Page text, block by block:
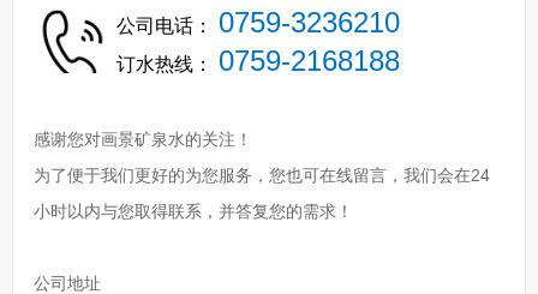
公司电话： 0759-3236210
订水热线： 0759-2168188
感谢您对画景矿泉水的关注！
为了便于我们更好的为您服务，您也可在线留言，我们会在24
小时以内与您取得联系，并答复您的需求！
公司地址